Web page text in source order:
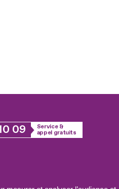
09
Service &
appel gratuits